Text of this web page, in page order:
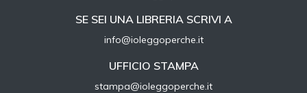
SE SEI UNA LIBRERIA SCRIVI A
info@ioleggoperche.it
UFFICIO STAMPA
stampa@ioleggoperche.it